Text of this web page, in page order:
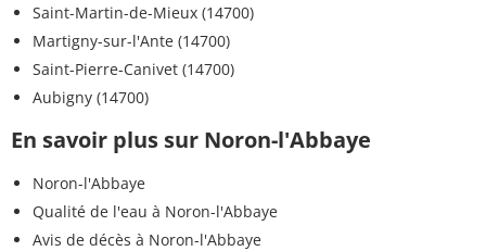
Saint-Martin-de-Mieux (14700)
Martigny-sur-l'Ante (14700)
Saint-Pierre-Canivet (14700)
Aubigny (14700)
En savoir plus sur Noron-l'Abbaye
Noron-l'Abbaye
Qualité de l'eau à Noron-l'Abbaye
Avis de décès à Noron-l'Abbaye